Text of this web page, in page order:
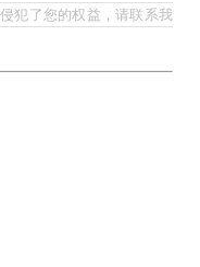
犯了您的权益，请联系我